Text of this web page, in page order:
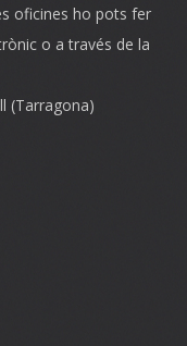
oficines ho pots fer
o a través de la
(Tarragona)